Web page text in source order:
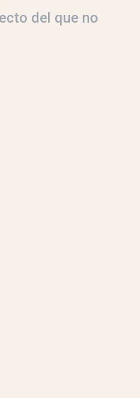
del que no